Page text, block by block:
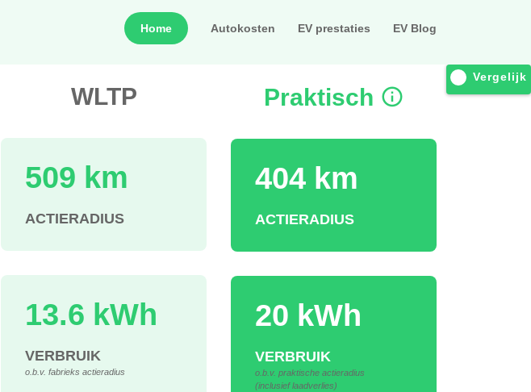
Home Autokosten EV prestaties EV Blog
Vergelijk
WLTP
509 km
ACTIERADIUS
13.6 kWh
VERBRUIK
o.b.v. fabrieks actieradius
Praktisch
404 km
ACTIERADIUS
20 kWh
VERBRUIK
o.b.v. praktische actieradius
(inclusief laadverlies)